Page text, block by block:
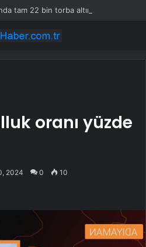
tam 22 bin torba altın çıkarıldı
oranı yüzde
2024 0 10